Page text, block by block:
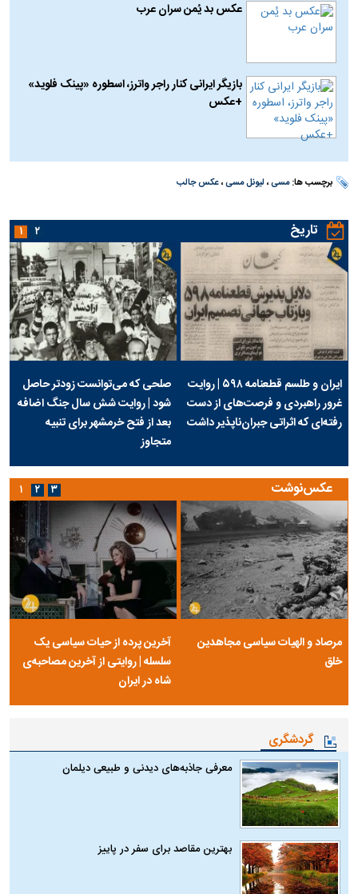
عکس بد یُمن سران عرب
بازیگر ایرانی کنار راجر واترز، اسطوره «پینک فلوید»
+عکس
برچسب ها:مسی، لیونل مسی،عکس جالب
تاریخ
ایران و طلسم قطعنامه ۵۹۸ | روایت
غرور راهبردی و فرصت‌های از دست
رفته‌ای که اثراتی جبران‌ناپذیر داشت
صلحی که می‌توانست زودتر حاصل
شود | روایت شش سال جنگ اضافه
بعد از فتح خرمشهر برای تنبیه
متجاوز
۱ ۲
عکس‌نوشت
مرصاد و الهیات سیاسی مجاهدین
خلق
آخرین پرده از حیات سیاسی یک
سلسله | روایتی از آخرین مصاحبه‌ی
شاه در ایران
۱ ۲ ۳
گردشگری
معرفی جاذبه‌های دیدنی و طبیعی دیلمان
بهترین مقاصد برای سفر در پاییز